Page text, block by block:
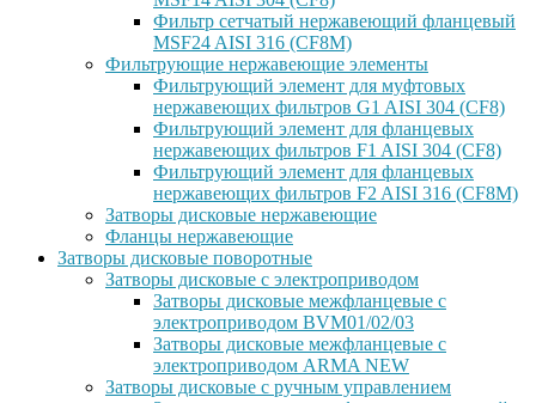
Фильтр сетчатый нержавеющий фланцевый
MSF24 AISI 316 (CF8M)
Фильтрующие нержавеющие элементы
Фильтрующий элемент для муфтовых
нержавеющих фильтров G1 AISI 304 (CF8)
Фильтрующий элемент для фланцевых
нержавеющих фильтров F1 AISI 304 (CF8)
Фильтрующий элемент для фланцевых
нержавеющих фильтров F2 AISI 316 (CF8M)
Затворы дисковые нержавеющие
Фланцы нержавеющие
Затворы дисковые поворотные
Затворы дисковые с электроприводом
Затворы дисковые межфланцевые с
электроприводом BVM01/02/03
Затворы дисковые межфланцевые с
электроприводом ARMA NEW
Затворы дисковые с ручным управлением